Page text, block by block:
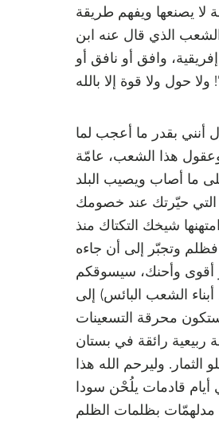
لا يصنعها ويفهم طريقة
الذي قال عنه ابن
وافق أو نافق أو
ولا حول ولا قوة إلا بالله
أنني بقدر ما أعجب لما
هذا الشعب، عامّة
ما أصاب ويصيب البلد
التي حيّرتك عند خصومك
شيخك التكتاك منذ
وتجبّر إلى أن جاءه
أقوى وأحنك، سيسوقكم
الشعب البائس) إلى
محرقة التسعينات
ربيعية رائقة في بستان
الثمار. وليرحم الله هذا
أيام قادمات يلُحْن سودا
مدلهمّات بظلمات الظلم